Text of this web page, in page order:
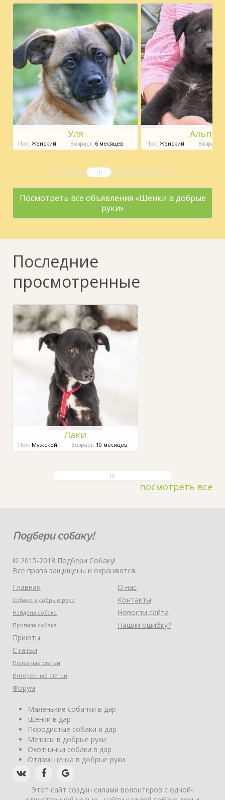
Уля
Пол: Женский Возраст: 6 месяцев
Альпа
Пол: Женский Возраст:
Посмотреть все объявления «Щенки в добрые
руки»
Последние
просмотренные
Лаки
Пол: Мужской Возраст: 10 месяцев
посмотреть все
© 2015-2018 Подбери Собаку!
Все права защищены и охраняются.
Главная
Собаки в добрые руки
Найдена собака
Пропала собака
Приюты
Статьи
Полезные статьи
Интересные статьи
Форум
О нас
Контакты
Новости сайта
Нашли ошибку?
Маленькие собачки в дар
Щенки в дар
Породистые собаки в дар
Метисы в добрые руки
Охотничьи собаки в дар
Отдам щенка в добрые руки
Этот сайт создан силами волонтеров с одной-